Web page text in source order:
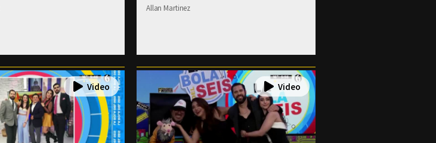
Allan Martinez